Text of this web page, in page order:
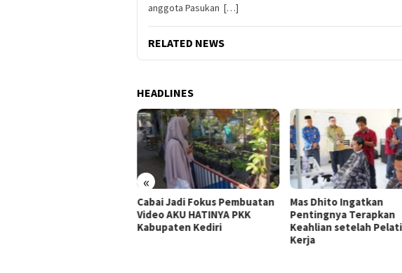
anggota Pasukan […]
RELATED NEWS
HEADLINES
«
Cabai Jadi Fokus Pembuatan
Video AKU HATINYA PKK
Kabupaten Kediri
Mas Dhito Ingatkan
Pentingnya Terapkan
Keahlian setelah
Kerja